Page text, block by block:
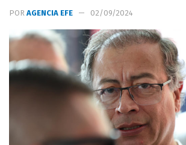
POR AGENCIA EFE 02/09/2024